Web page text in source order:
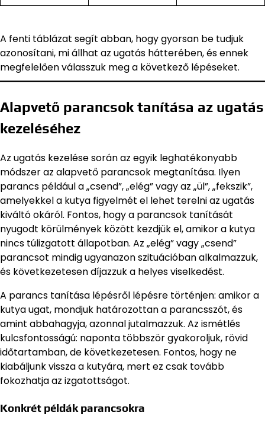
A fenti táblázat segít abban, hogy gyorsan be tudjuk
azonosítani, mi állhat az ugatás hátterében, és ennek
megfelelően válasszuk meg a következő lépéseket.
Alapvető parancsok tanítása az ugatás
kezeléséhez
Az ugatás kezelése során az egyik leghatékonyabb
módszer az alapvető parancsok megtanítása. Ilyen
parancs például a „csend”, „elég” vagy az „ül”, „fekszik”,
amelyekkel a kutya figyelmét el lehet terelni az ugatás
kiváltó okáról. Fontos, hogy a parancsok tanítását
nyugodt körülmények között kezdjük el, amikor a kutya
nincs túlizgatott állapotban. Az „elég” vagy „csend”
parancsot mindig ugyanazon szituációban alkalmazzuk,
és következetesen díjazzuk a helyes viselkedést.
A parancs tanítása lépésről lépésre történjen: amikor a
kutya ugat, mondjuk határozottan a parancsszót, és
amint abbahagyja, azonnal jutalmazzuk. Az ismétlés
kulcsfontosságú: naponta többször gyakoroljuk, rövid
időtartamban, de következetesen. Fontos, hogy ne
kiabáljunk vissza a kutyára, mert ez csak tovább
fokozhatja az izgatottságot.
Konkrét példák parancsokra